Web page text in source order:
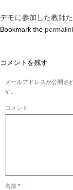
デモに参加した教師
Bookmark the
コメントを残す
メールアドレスが公開さ
す。
コメント
名前 *